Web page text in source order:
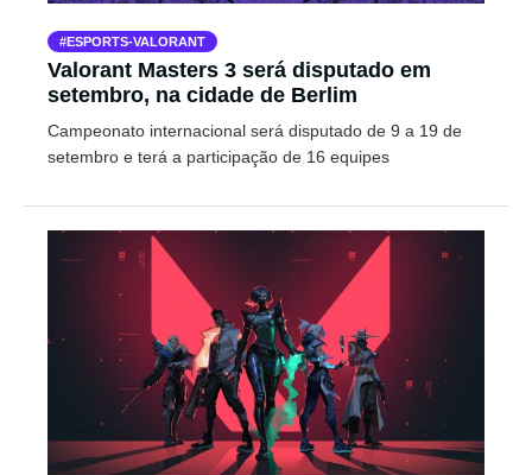
ESPORTS-VALORANT
Valorant Masters 3 será disputado em
setembro, na cidade de Berlim
Campeonato internacional será disputado de 9 a 19 de
setembro e terá a participação de 16 equipes